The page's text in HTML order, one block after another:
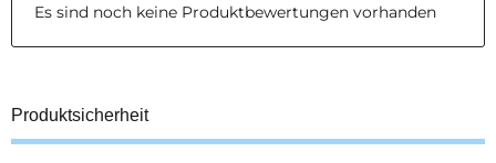
Es sind noch keine Produktbewertungen vorhanden
Produktsicherheit